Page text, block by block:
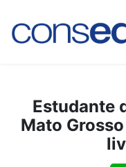
Estudante
Mato